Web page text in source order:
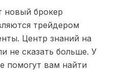
новый брокер
трейдером
Центр знаний на
не сказать больше. У
помогут вам найти